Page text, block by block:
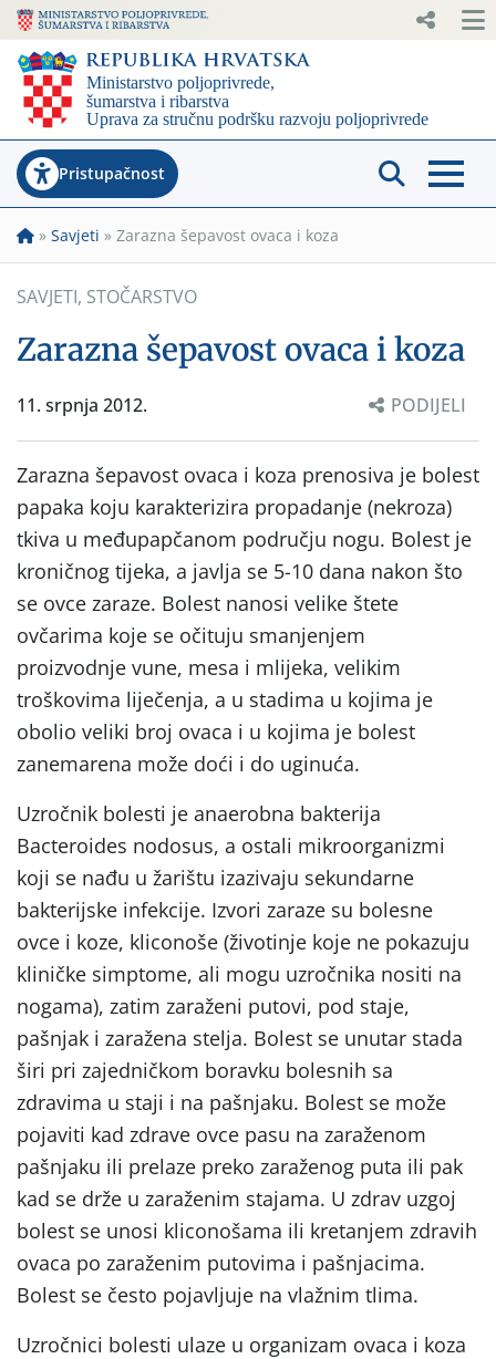
Pristupačnost
» Savjeti » Zarazna šepavost ovaca i koza
SAVJETI, STOČARSTVO
Zarazna šepavost ovaca i koza
11. srpnja 2012. PODIJELI
Zarazna šepavost ovaca i koza prenosiva je bolest
papaka koju karakterizira propadanje (nekroza)
tkiva u međupapčanom području nogu. Bolest je
kroničnog tijeka, a javlja se 5-10 dana nakon što
se ovce zaraze. Bolest nanosi velike štete
ovčarima koje se očituju smanjenjem
proizvodnje vune, mesa i mlijeka, velikim
troškovima liječenja, a u stadima u kojima je
obolio veliki broj ovaca i u kojima je bolest
zanemarena može doći i do uginuća.
Uzročnik bolesti je anaerobna bakterija
Bacteroides nodosus, a ostali mikroorganizmi
koji se nađu u žarištu izazivaju sekundarne
bakterijske infekcije. Izvori zaraze su bolesne
ovce i koze, kliconoše (životinje koje ne pokazuju
kliničke simptome, ali mogu uzročnika nositi na
nogama), zatim zaraženi putovi, pod staje,
pašnjak i zaražena stelja. Bolest se unutar stada
širi pri zajedničkom boravku bolesnih sa
zdravima u staji i na pašnjaku. Bolest se može
pojaviti kad zdrave ovce pasu na zaraženom
pašnjaku ili prelaze preko zaraženog puta ili pak
kad se drže u zaraženim stajama. U zdrav uzgoj
bolest se unosi kliconošama ili kretanjem zdravih
ovaca po zaraženim putovima i pašnjacima.
Bolest se često pojavljuje na vlažnim tlima.
Uzročnici bolesti ulaze u organizam ovaca i koza